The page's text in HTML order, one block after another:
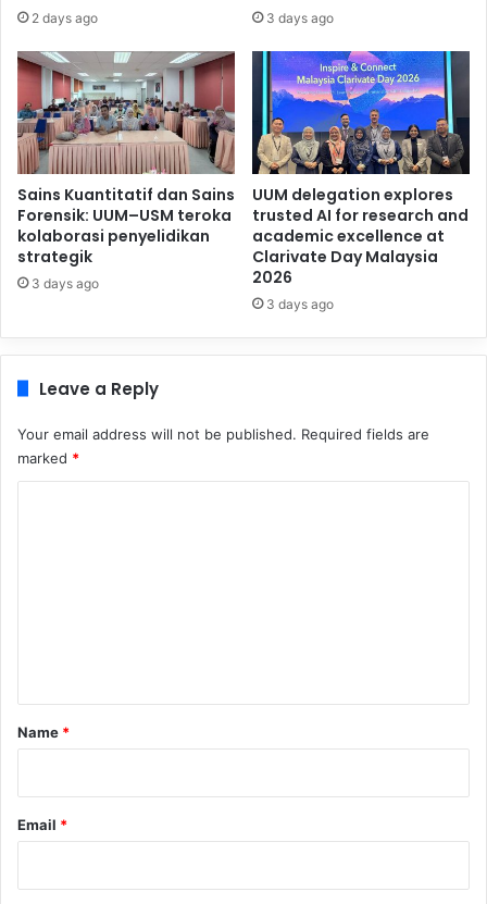
2 days ago 3 days ago
Sains Kuantitatif dan Sains
Forensik: UUM–USM teroka
kolaborasi penyelidikan
strategik
3 days ago
UUM delegation explores
trusted AI for research and
academic excellence at
Clarivate Day Malaysia
2026
3 days ago
Leave a Reply
Your email address will not be published. Required fields are
marked *
*
Name *
Email *